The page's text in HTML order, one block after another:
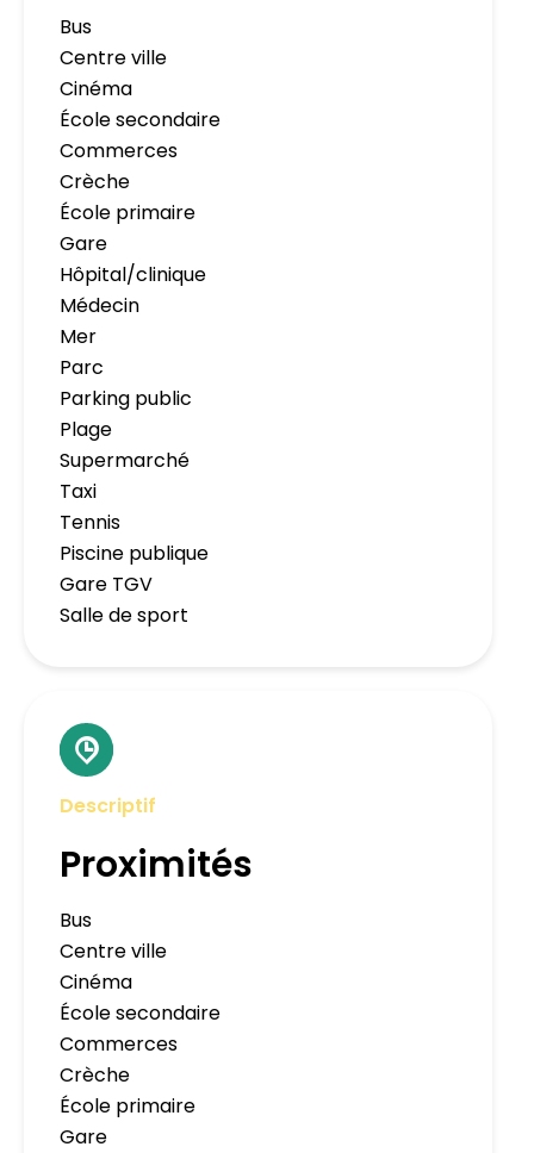
Bus
Centre ville
Cinéma
École secondaire
Commerces
Crèche
École primaire
Gare
Hôpital/clinique
Médecin
Mer
Parc
Parking public
Plage
Supermarché
Taxi
Tennis
Piscine publique
Gare TGV
Salle de sport
Descriptif
Proximités
Bus
Centre ville
Cinéma
École secondaire
Commerces
Crèche
École primaire
Gare